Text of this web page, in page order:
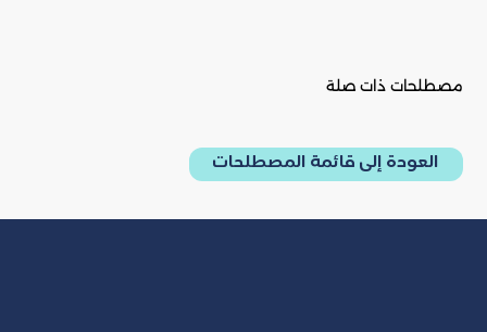
مصطلحات ذات صلة
العودة إلى قائمة المصطلحات